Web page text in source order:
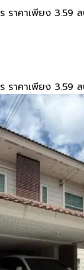
ราคาเพียง 3.59
ราคาเพียง 3.59